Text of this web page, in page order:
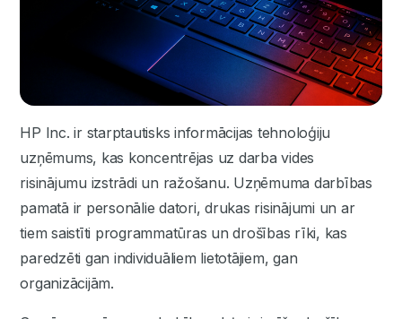
HP Inc. ir starptautisks informācijas tehnoloģiju
uzņēmums, kas koncentrējas uz darba vides
risinājumu izstrādi un ražošanu. Uzņēmuma darbības
pamatā ir personālie datori, drukas risinājumi un ar
tiem saistīti programmatūras un drošības rīki, kas
paredzēti gan individuāliem lietotājiem, gan
organizācijām.